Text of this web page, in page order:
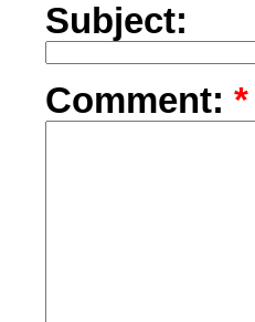
Subject:
Comment: *